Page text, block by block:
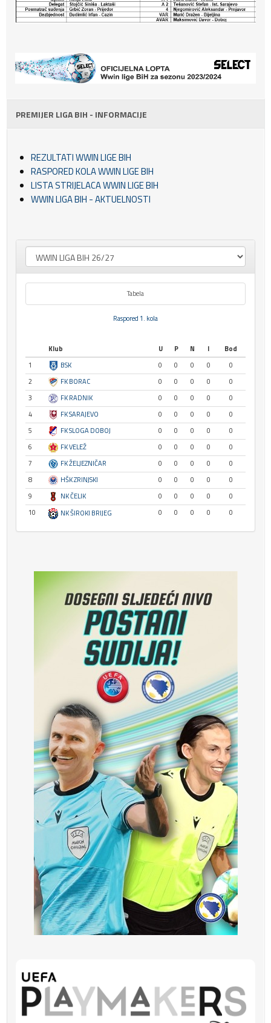
PREMIJER LIGA BIH - INFORMACIJE
REZULTATI WWIN LIGE BIH
RASPORED KOLA WWIN LIGE BIH
LISTA STRIJELACA WWIN LIGE BIH
WWIN LIGA BIH - AKTUELNOSTI
Tabela
Raspored 1. kola
Klub U P N I
Bod
1
BSK 0 0 0 0
0
2
FK BORAC 0 0 0 0
0
3
FK RADNIK 0 0 0 0
0
4
FK SARAJEVO 0 0 0 0
0
5
FK SLOGA DOBOJ 0 0 0 0
0
6
FK VELEŽ 0 0 0 0
0
7
FK ŽELJEZNIČAR 0 0 0 0
0
8
HŠK ZRINJSKI 0 0 0 0
0
9
NK ČELIK 0 0 0 0
0
10
NK ŠIROKI BRIJEG 0 0 0 0 0